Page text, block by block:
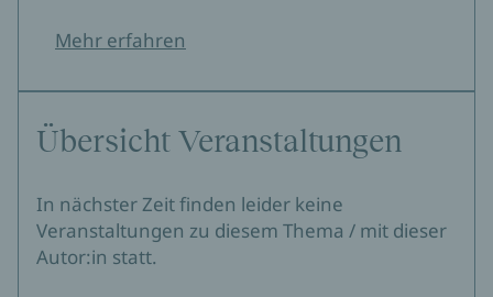
Mehr erfahren
Übersicht Veranstaltungen
In nächster Zeit finden leider keine
Veranstaltungen zu diesem Thema / mit dieser
Autor:in statt.